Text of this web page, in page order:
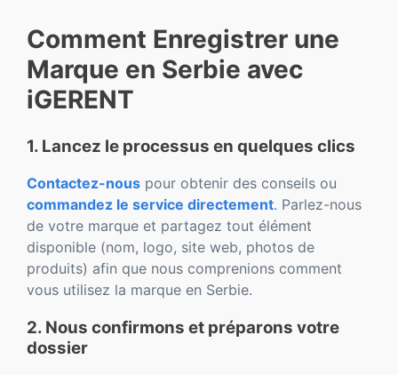
Comment Enregistrer une
Marque en Serbie avec
iGERENT
1. Lancez le processus en quelques clics
Contactez-nous pour obtenir des conseils ou
commandez le service directement. Parlez-nous
de votre marque et partagez tout élément
disponible (nom, logo, site web, photos de
produits) afin que nous comprenions comment
vous utilisez la marque en Serbie.
2. Nous confirmons et préparons votre
dossier